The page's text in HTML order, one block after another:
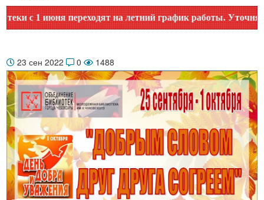
1 июня переходят на летний график работы. Уточняйте
23 сен 2022 0 1488